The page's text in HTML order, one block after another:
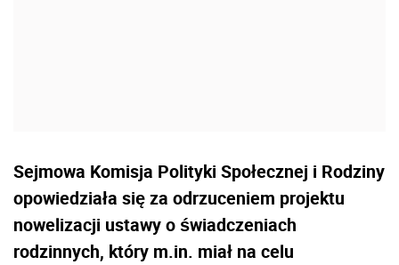
Sejmowa Komisja Polityki Społecznej i Rodziny
opowiedziała się za odrzuceniem projektu
nowelizacji ustawy o świadczeniach
rodzinnych, który m.in. miał na celu